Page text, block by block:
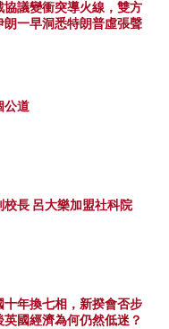
協議變衝突導火線，雙方
朗一早洞悉特朗普虛張聲
公道
長 呂大樂加盟社科院
十年換七相，新揆會否步
國經濟為何仍然低迷？